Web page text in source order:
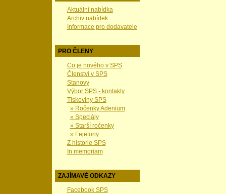
Aktuální nabídka
Archiv nabídek
Informace pro dodavatele
PRO ČLENY
Co je nového v SPS
Členství v SPS
Stanovy
Výbor SPS - kontakty
Tiskoviny SPS
» Ročenky Adenium
» Speciály
» Starší ročenky
» Fejetony
Z historie SPS
In memoriam
ZAJÍMAVÉ ODKAZY
Facebook SPS